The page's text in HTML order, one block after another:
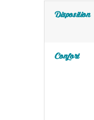
Disposition
Confort